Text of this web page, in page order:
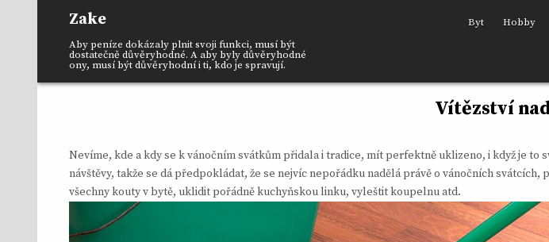
Zake
Aby peníze dokázaly plnit svoji funkci, musí být
dostatečně důvěryhodné. A aby byly důvěryhodné
ony, musí být důvěryhodní i ti, kdo je spravují.
Byt Hobby
Vítězství
Nevíme, kde a kdy se k vánočním svátkům přidala i tradice, mít perfektně uklizeno, i když je to
návštěvy, takže se dá předpokládat, že se nejvíc nepořádku nadělá právě o vánočních
všechny kouty v bytě, uklidit pořádně kuchyňskou linku, vyleštit koupelnu atd.